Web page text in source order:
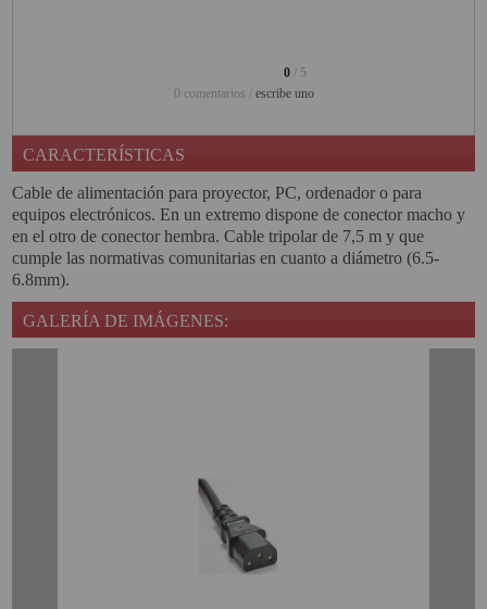
PROYECTOR FULLHD Y HD
PROYECTOR CON TDT
PROYECTOR CON WIFI
PROYECTOR DE LED
PROYECTOR DE TIRO
ULTRA CORTO
PROYECTOR PARA EL
PROYECTOR PARA FUTBOL
0 / 5
0 comentarios / escribe uno
CARACTERÍSTICAS
Cable de alimentación para proyector, PC, ordenador o para
equipos electrónicos. En un extremo dispone de conector macho y
en el otro de conector hembra. Cable tripolar de 7,5 m y que
cumple las normativas comunitarias en cuanto a diámetro (6.5-
6.8mm).
GALERÍA DE IMÁGENES: